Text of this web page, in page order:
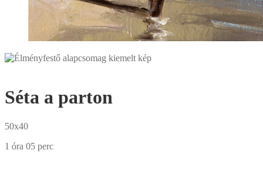
Séta a parton
50x40
1 óra 05 perc